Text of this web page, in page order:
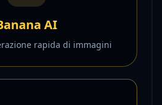
AI
rapida di immagini